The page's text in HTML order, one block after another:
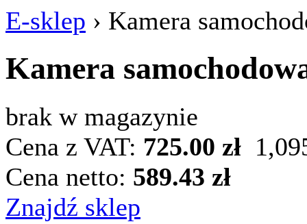
E-sklep › Kamera
Kamera
brak w magazynie
Cena z VAT: 725.00 zł
Cena netto: 589.43 zł
Znajdź sklep